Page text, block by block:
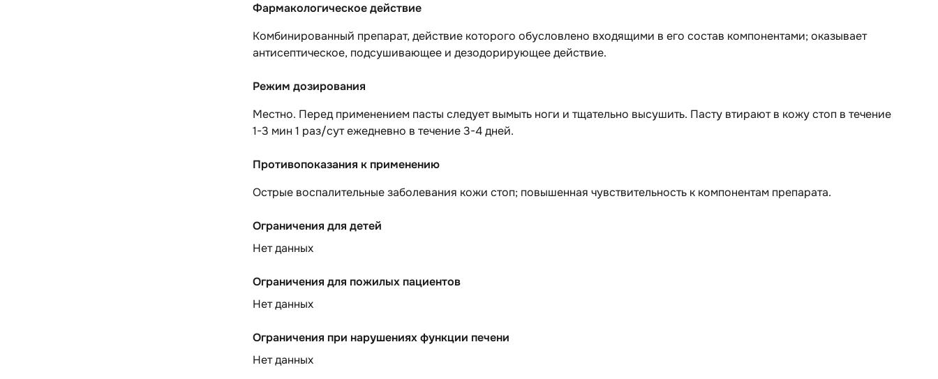
Фармакологическое действие
Комбинированный препарат, действие которого обусловлено входящими в его состав компонентами; оказывает
антисептическое, подсушивающее и дезодорирующее действие.
Режим дозирования
Местно. Перед применением пасты следует вымыть ноги и тщательно высушить. Пасту втирают в кожу стоп в течение
1-3 мин 1 раз/сут ежедневно в течение 3-4 дней.
Противопоказания к применению
Острые воспалительные заболевания кожи стоп; повышенная чувствительность к компонентам препарата.
Ограничения для детей
Нет данных
Ограничения для пожилых пациентов
Нет данных
Ограничения при нарушениях функции печени
Нет данных